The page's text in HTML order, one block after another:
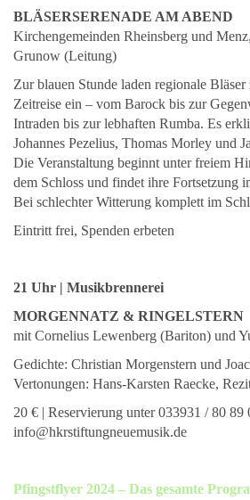
BLÄSERSERENADE AM ABEND
Kirchengemeinden Rheinsberg und
Grunow (Leitung)
Zur blauen Stunde laden regionale
Zeitreise ein – vom Barock bis zur
Intraden bis zur lebhaften Rumba. Es
Johannes Pezelius, Thomas Morley und
Die Veranstaltung beginnt unter freiem
dem Schloss und findet ihre Fortsetzung
Bei schlechter Witterung komplett im
Eintritt frei, Spenden erbeten
21 Uhr | Musikbrennerei
MORGENNATZ & RINGELSTERN
mit Cornelius Lewenberg (Bariton) und
Gedichte: Christian Morgenstern und
Vertonungen: Hans-Karsten Raecke,
20 € | Reservierung unter 033931 / 80 89
info@hkrstiftungneuemusik.de
Pfingstflyer 2024 – Das gesamte